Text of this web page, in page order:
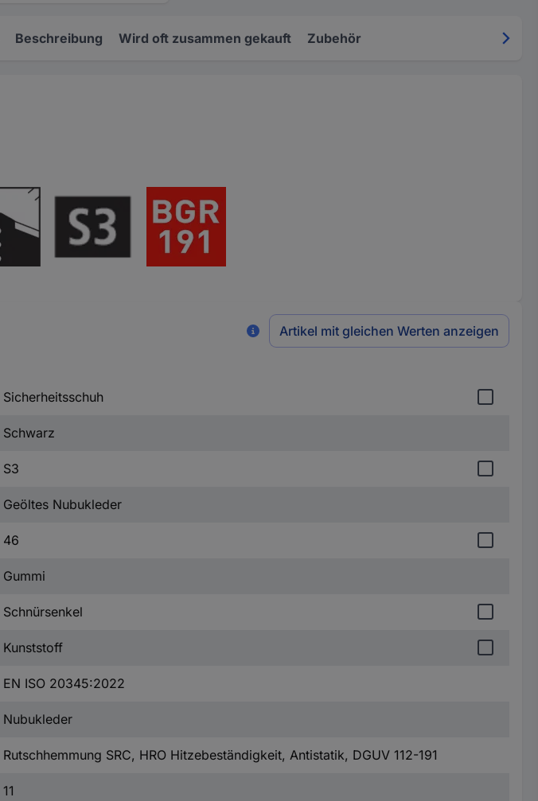
Beschreibung Wird oft zusammen gekauft Zubehör
Artikel mit gleichen Werten anzeigen
Sicherheitsschuh
Schwarz
S3
Geöltes Nubukleder
46
Gummi
Schnürsenkel
Kunststoff
EN ISO 20345:2022
Nubukleder
Rutschhemmung SRC, HRO Hitzebeständigkeit, Antistatik, DGUV 112-191
11